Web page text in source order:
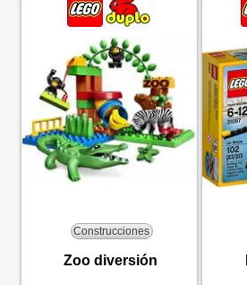
Construcciones
Zoo diversión